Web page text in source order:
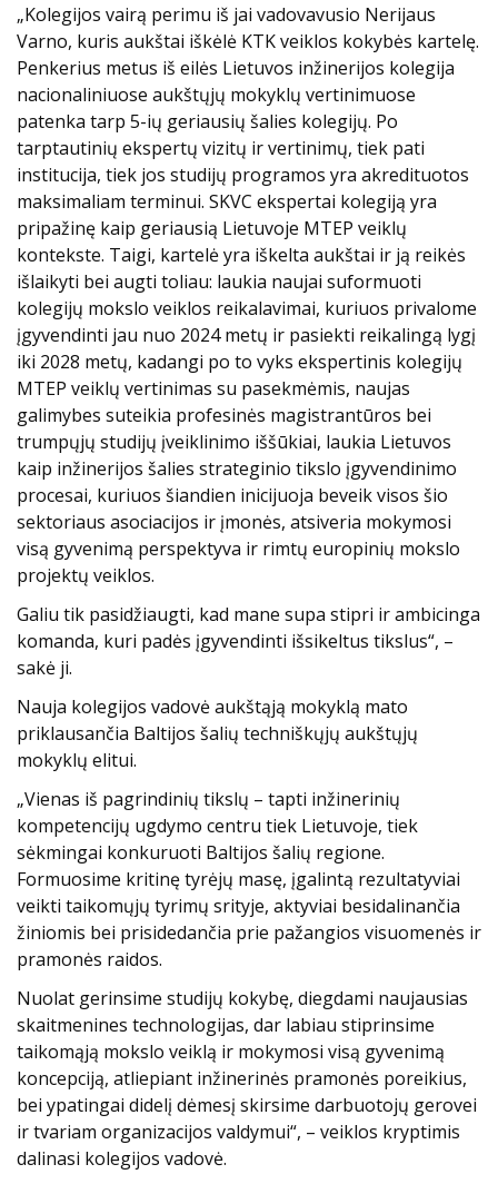
„Kolegijos vairą perimu iš jai vadovavusio Nerijaus
Varno, kuris aukštai iškėlė KTK veiklos kokybės kartelę.
Penkerius metus iš eilės Lietuvos inžinerijos kolegija
nacionaliniuose aukštųjų mokyklų vertinimuose
patenka tarp 5-ių geriausių šalies kolegijų. Po
tarptautinių ekspertų vizitų ir vertinimų, tiek pati
institucija, tiek jos studijų programos yra akredituotos
maksimaliam terminui. SKVC ekspertai kolegiją yra
pripažinę kaip geriausią Lietuvoje MTEP veiklų
kontekste. Taigi, kartelė yra iškelta aukštai ir ją reikės
išlaikyti bei augti toliau: laukia naujai suformuoti
kolegijų mokslo veiklos reikalavimai, kuriuos privalome
įgyvendinti jau nuo 2024 metų ir pasiekti reikalingą lygį
iki 2028 metų, kadangi po to vyks ekspertinis kolegijų
MTEP veiklų vertinimas su pasekmėmis, naujas
galimybes suteikia profesinės magistrantūros bei
trumpųjų studijų įveiklinimo iššūkiai, laukia Lietuvos
kaip inžinerijos šalies strateginio tikslo įgyvendinimo
procesai, kuriuos šiandien inicijuoja beveik visos šio
sektoriaus asociacijos ir įmonės, atsiveria mokymosi
visą gyvenimą perspektyva ir rimtų europinių mokslo
projektų veiklos.
Galiu tik pasidžiaugti, kad mane supa stipri ir ambicinga
komanda, kuri padės įgyvendinti išsikeltus tikslus“, –
sakė ji.
Nauja kolegijos vadovė aukštąją mokyklą mato
priklausančia Baltijos šalių techniškųjų aukštųjų
mokyklų elitui.
„Vienas iš pagrindinių tikslų – tapti inžinerinių
kompetencijų ugdymo centru tiek Lietuvoje, tiek
sėkmingai konkuruoti Baltijos šalių regione.
Formuosime kritinę tyrėjų masę, įgalintą rezultatyviai
veikti taikomųjų tyrimų srityje, aktyviai besidalinančia
žiniomis bei prisidedančia prie pažangios visuomenės ir
pramonės raidos.
Nuolat gerinsime studijų kokybę, diegdami naujausias
skaitmenines technologijas, dar labiau stiprinsime
taikomąją mokslo veiklą ir mokymosi visą gyvenimą
koncepciją, atliepiant inžinerinės pramonės poreikius,
bei ypatingai didelį dėmesį skirsime darbuotojų gerovei
ir tvariam organizacijos valdymui“, – veiklos kryptimis
dalinasi kolegijos vadovė.